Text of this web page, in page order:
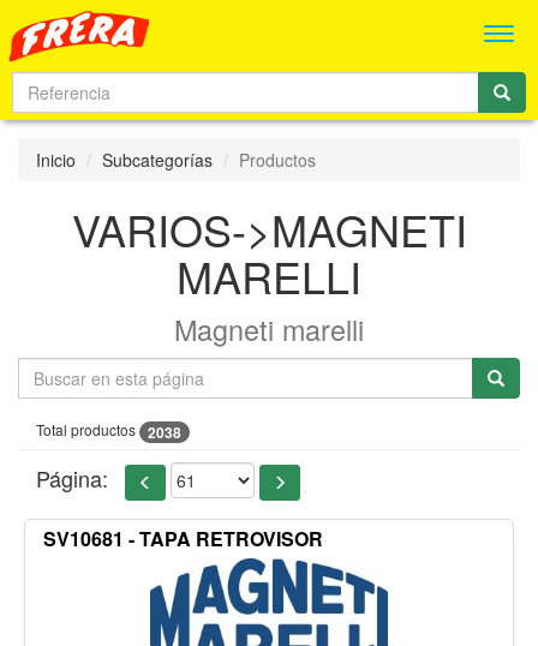
Inicio Subcategorías Productos
VARIOS->MAGNETI
MARELLI
Magneti marelli
Total productos 2038
Página:
SV10681 - TAPA RETROVISOR